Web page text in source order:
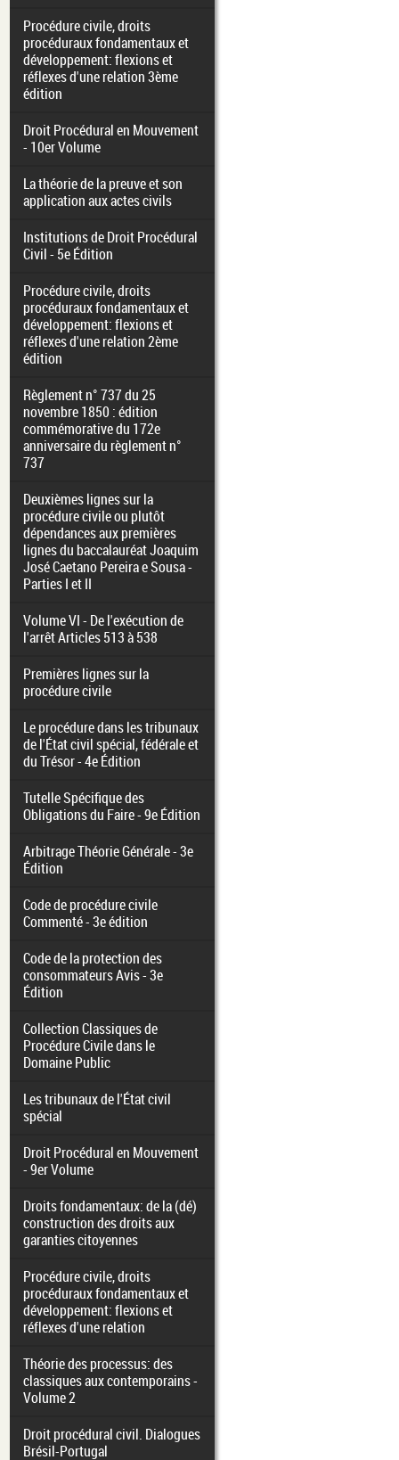
Procédure civile, droits
procéduraux fondamentaux et
développement: flexions et
réflexes d'une relation 3ème
édition
Droit Procédural en Mouvement
- 10er Volume
La théorie de la preuve et son
application aux actes civils
Institutions de Droit Procédural
Civil - 5e Édition
Procédure civile, droits
procéduraux fondamentaux et
développement: flexions et
réflexes d'une relation 2ème
édition
Règlement n° 737 du 25
novembre 1850 : édition
commémorative du 172e
anniversaire du règlement n°
737
Deuxièmes lignes sur la
procédure civile ou plutôt
dépendances aux premières
lignes du baccalauréat Joaquim
José Caetano Pereira e Sousa -
Parties I et II
Volume VI - De l'exécution de
l'arrêt Articles 513 à 538
Premières lignes sur la
procédure civile
Le procédure dans les tribunaux
de l'État civil spécial, fédérale et
du Trésor - 4e Édition
Tutelle Spécifique des
Obligations du Faire - 9e Édition
Arbitrage Théorie Générale - 3e
Édition
Code de procédure civile
Commenté - 3e édition
Code de la protection des
consommateurs Avis - 3e
Édition
Collection Classiques de
Procédure Civile dans le
Domaine Public
Les tribunaux de l'État civil
spécial
Droit Procédural en Mouvement
- 9er Volume
Droits fondamentaux: de la (dé)
construction des droits aux
garanties citoyennes
Procédure civile, droits
procéduraux fondamentaux et
développement: flexions et
réflexes d'une relation
Théorie des processus: des
classiques aux contemporains -
Volume 2
Droit procédural civil. Dialogues
Brésil-Portugal